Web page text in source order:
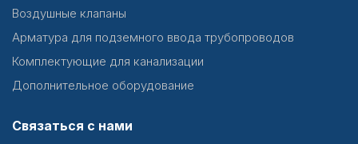
Воздушные клапаны
Арматура для подземного ввода трубопроводов
Комплектующие для канализации
Дополнительное оборудование
Связаться с нами